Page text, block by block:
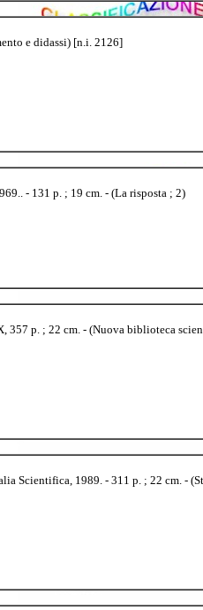
e didassi) [n.i. 2126]
- 131 p. ; 19 cm. - (La risposta ; 2)
357 p. ; 22 cm. - (Nuova biblioteca
Scientifica, 1989. - 311 p. ; 22 cm. -